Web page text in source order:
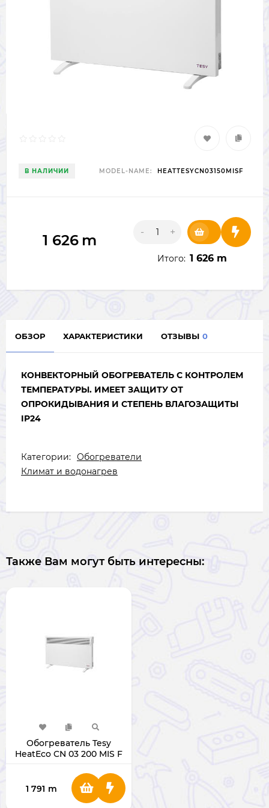
В НАЛИЧИИ MODEL-NAME: HEATTESYCN03150MISF
1 626 m - +
Итого: 1 626 m
ОБЗОР ХАРАКТЕРИСТИКИ ОТЗЫВЫ 0
КОНВЕКТОРНЫЙ ОБОГРЕВАТЕЛЬ С КОНТРОЛЕМ
ТЕМПЕРАТУРЫ. ИМЕЕТ ЗАЩИТУ ОТ
ОПРОКИДЫВАНИЯ И СТЕПЕНЬ ВЛАГОЗАЩИТЫ
IP24
Категории: Обогреватели
Климат и водонагрев
Также Вам могут быть интересны:
Обогреватель Tesy
HeatЕco CN 03 200 MIS F
1 791 m